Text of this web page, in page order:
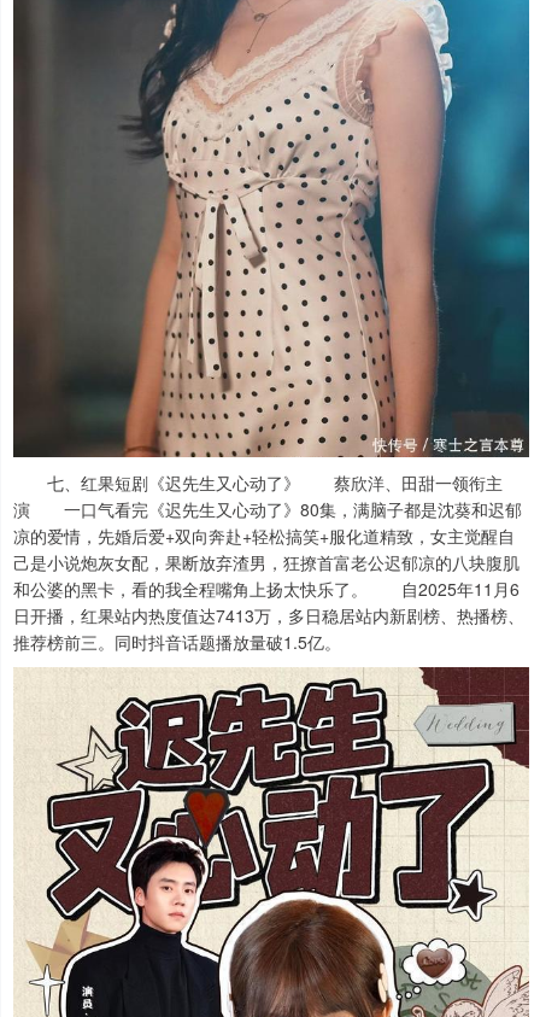
七、红果短剧《迟先生又心动了》 蔡欣洋、田甜一领衔主
演 一口气看完《迟先生又心动了》80集，满脑子都是沈葵和迟郁
凉的爱情，先婚后爱+双向奔赴+轻松搞笑+服化道精致，女主觉醒自
己是小说炮灰女配，果断放弃渣男，狂撩首富老公迟郁凉的八块腹肌
和公婆的黑卡，看的我全程嘴角上扬太快乐了。 自2025年11月6
日开播，红果站内热度值达7413万，多日稳居站内新剧榜、热播榜、
推荐榜前三。同时抖音话题播放量破1.5亿。